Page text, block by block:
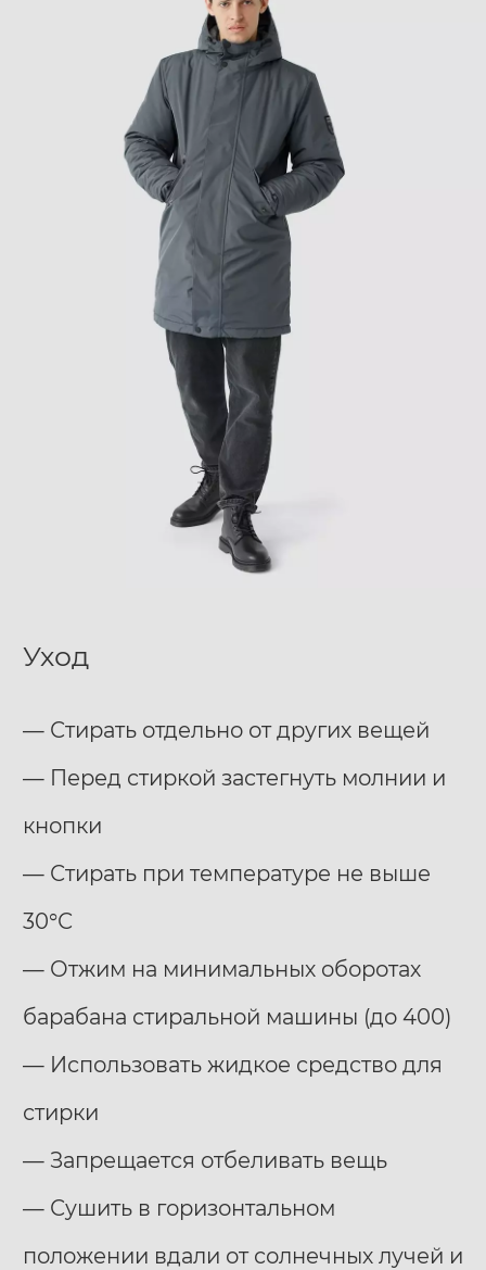
Уход
— Стирать отдельно от других вещей
— Перед стиркой застегнуть молнии и
кнопки
— Стирать при температуре не выше
30°С
— Отжим на минимальных оборотах
барабана стиральной машины (до 400)
— Использовать жидкое средство для
стирки
— Запрещается отбеливать вещь
— Сушить в горизонтальном
положении вдали от солнечных лучей и